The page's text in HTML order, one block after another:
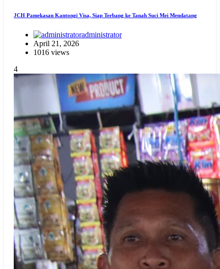
JCH Pamekasan Kantongi Visa, Siap Terbang ke Tanah Suci Mei Mendatang
administrator
April 21, 2026
1016 views
4